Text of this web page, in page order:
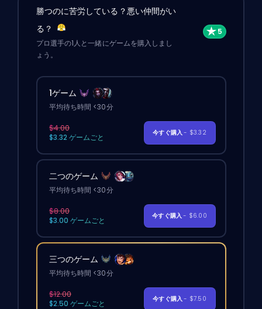
勝つのに苦労している？悪い仲間がい
る？
プロ選手の1人と一緒にゲームを購入しまし
ょう。
1ゲーム
平均待ち時間 <30分
$4.00
$3.32 ゲームごと
今すぐ購入- $3.32
二つのゲーム
平均待ち時間 <30分
$8.00
$3.00 ゲームごと
今すぐ購入- $6.00
三つのゲーム
平均待ち時間 <30分
$12.00
$2.50 ゲームごと
今すぐ購入- $7.50